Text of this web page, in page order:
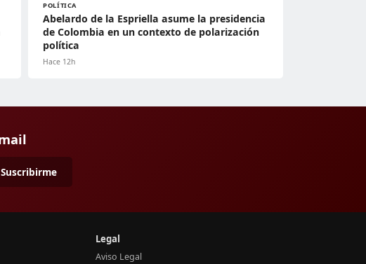
POLÍTICA
Abelardo de la Espriella asume la presidencia
de Colombia en un contexto de polarización
política
Hace 12h
Suscribirme
Legal
Aviso Legal